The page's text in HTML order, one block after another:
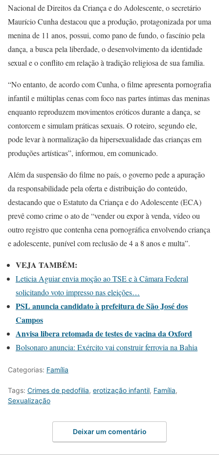
Nacional de Direitos da Criança e do Adolescente, o secretário
Maurício Cunha destacou que a produção, protagonizada por uma
menina de 11 anos, possui, como pano de fundo, o fascínio pela
dança, a busca pela liberdade, o desenvolvimento da identidade
sexual e o conflito em relação à tradição religiosa de sua família.
“No entanto, de acordo com Cunha, o filme apresenta pornografia
infantil e múltiplas cenas com foco nas partes íntimas das meninas
enquanto reproduzem movimentos eróticos durante a dança, se
contorcem e simulam práticas sexuais. O roteiro, segundo ele,
pode levar à normalização da hipersexualidade das crianças em
produções artísticas”, informou, em comunicado.
Além da suspensão do filme no país, o governo pede a apuração
da responsabilidade pela oferta e distribuição do conteúdo,
destacando que o Estatuto da Criança e do Adolescente (ECA)
prevê como crime o ato de “vender ou expor à venda, vídeo ou
outro registro que contenha cena pornográfica envolvendo criança
e adolescente, punível com reclusão de 4 a 8 anos e multa”.
VEJA TAMBÉM:
Leticia Aguiar envia moção ao TSE e à Câmara Federal
solicitando voto impresso nas eleições…
PSL anuncia candidato à prefeitura de São José dos
Campos
Anvisa libera retomada de testes de vacina da Oxford
Bolsonaro anuncia: Exército vai construir ferrovia na Bahia
Categorias: Família
Tags: Crimes de pedofilia, erotização infantil, Família,
Sexualização
Deixar um comentário